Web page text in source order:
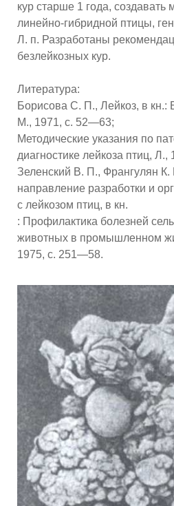
кур старше 1 года, создавать
линейно-гибридной птицы,
Л. п. Разработаны
безлейкозных кур.
Литература:
Борисова С. П., Лейкоз, в кн.:
М., 1971, с. 52—63;
Методические указания по
диагностике лейкоза птиц, Л.,
Зеленский В. П., Франгулян
направление разработки и
с лейкозом птиц, в кн.
: Профилактика болезней
животных в промышленном
1975, с. 251—58.